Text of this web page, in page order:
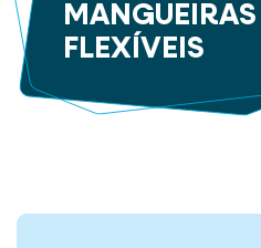
MANGUEIRAS
FLEXÍVEIS